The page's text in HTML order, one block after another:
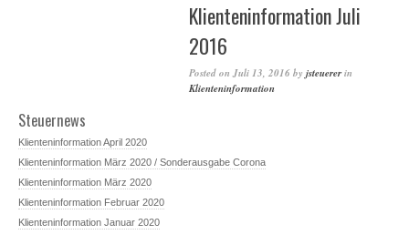
Klienteninformation Juli
2016
Posted on Juli 13, 2016 by jsteuererin
Klienteninformation
Steuernews
Klienteninformation April 2020
Klienteninformation März 2020 / Sonderausgabe Corona
Klienteninformation März 2020
Klienteninformation Februar 2020
Klienteninformation Januar 2020